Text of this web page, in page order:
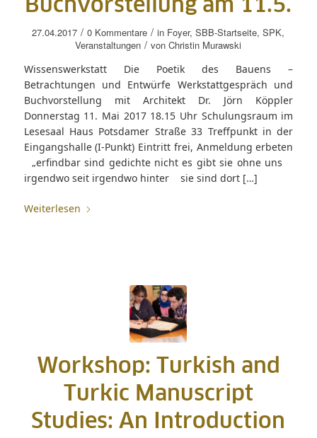
Buchvorstellung am 11.5.
27.04.2017 / 0 Kommentare / in Foyer,SBB-Startseite,SPK,
Veranstaltungen / vonChristin Murawski
Wissenswerkstatt Die Poetik des Bauens –
Betrachtungen und Entwürfe Werkstattgespräch und
Buchvorstellung mit Architekt Dr. Jörn Köppler
Donnerstag 11. Mai 2017 18.15 Uhr Schulungsraum im
Lesesaal Haus Potsdamer Straße 33 Treffpunkt in der
Eingangshalle (I-Punkt) Eintritt frei, Anmeldung erbeten
„erfindbar sind gedichte nicht es gibt sie ohne uns
irgendwo seit irgendwo hinter sie sind dort […]
Weiterlesen
Workshop: Turkish and
Turkic Manuscript
Studies: An Introduction